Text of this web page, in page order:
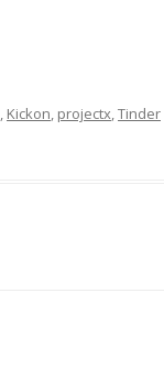
, Kickon, projectx,Tinder